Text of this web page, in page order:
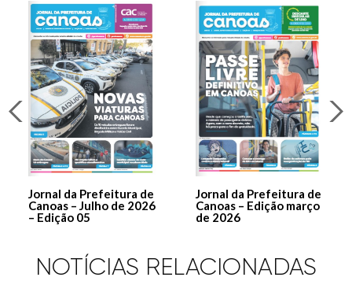
Jornal da Prefeitura de
Canoas – Julho de 2026
– Edição 05
Jornal da Prefeitura de
Canoas – Edição março
de 2026
NOTÍCIAS RELACIONADAS